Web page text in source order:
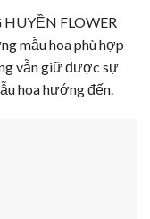
HUYỀN FLOWER
mẫu hoa phù hợp
vẫn giữ được sự
hoa hướng đến.